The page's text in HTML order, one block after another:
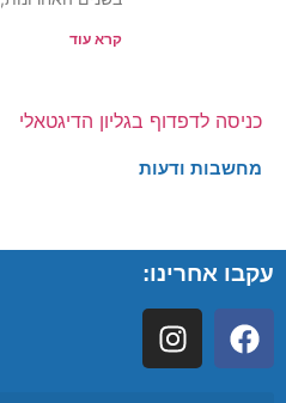
קרא עוד
כניסה לדפדוף בגליון הדיגטאלי
מחשבות ודעות
עקבו אחרינו: